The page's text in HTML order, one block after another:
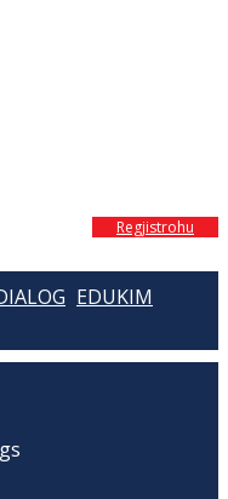
Regjistrohu
EDUKIM